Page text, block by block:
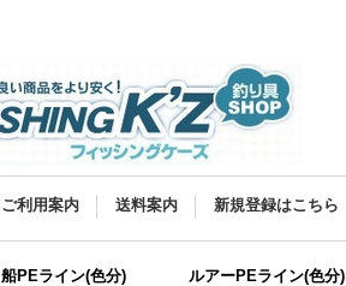
ご利用案内 送料案内 新規登録はこちら
船PEライン(色分) ルアーPEライン(色分)